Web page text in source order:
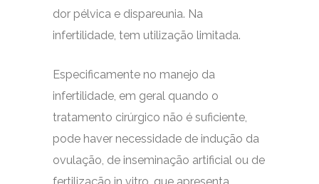
dor pélvica e dispareunia. Na
infertilidade, tem utilização limitada.
Especificamente no manejo da
infertilidade, em geral quando o
tratamento cirúrgico não é suficiente,
pode haver necessidade de indução da
ovulação, de inseminação artificial ou de